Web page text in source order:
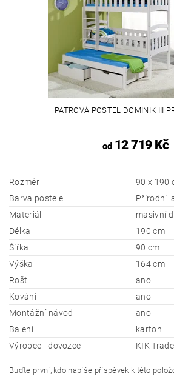
PATROVÁ POSTEL DOMINIK III
od12 719 Kč
Rozměr
90 x 190
Barva postele
Přírodní
Materiál
masivní
Délka
190 cm
Šířka
90 cm
Výška
164 cm
Rošt
ano
Kování
ano
Montážní návod
ano
Balení
karton
Výrobce - dovozce
KIK Trade
Buďte první, kdo napíše příspěvek k této